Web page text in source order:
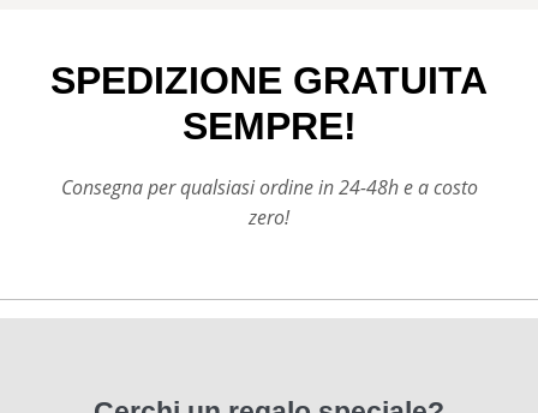
SPEDIZIONE GRATUITA
SEMPRE!
Consegna per qualsiasi ordine in 24-48h e a costo
zero!